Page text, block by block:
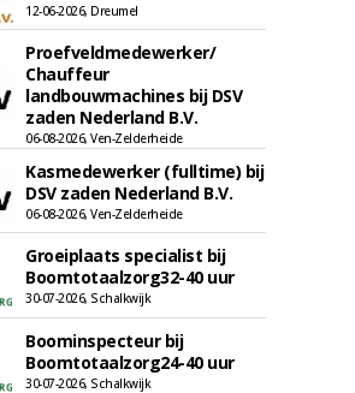
12-06-2026, Dreumel
Proefveldmedewerker/
Chauffeur
landbouwmachines bij DSV
zaden Nederland B.V.
06-08-2026, Ven-Zelderheide
Kasmedewerker (fulltime) bij
DSV zaden Nederland B.V.
06-08-2026, Ven-Zelderheide
Groeiplaats specialist bij
Boomtotaalzorg32-40 uur
30-07-2026, Schalkwijk
Boominspecteur bij
Boomtotaalzorg24-40 uur
30-07-2026, Schalkwijk